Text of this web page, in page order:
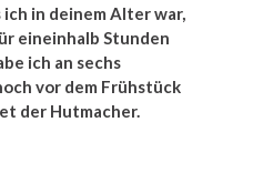
in deinem Alter war,
eineinhalb Stunden
ich an sechs
vor dem Frühstück
der Hutmacher.